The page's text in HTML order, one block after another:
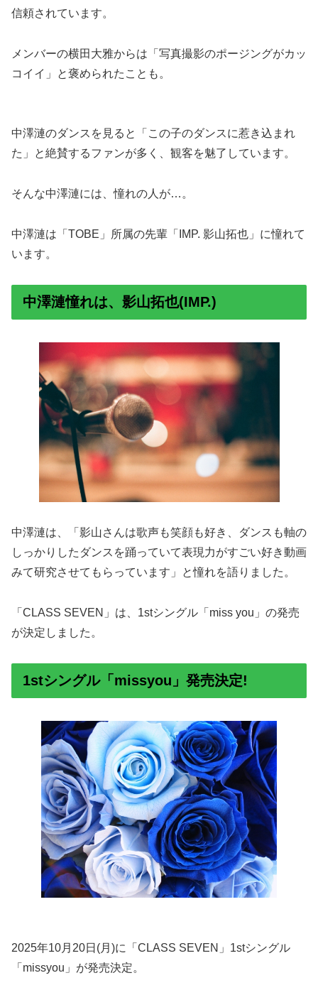
信頼されています。
メンバーの横田大雅からは「写真撮影のポージングがカッ
コイイ」と褒められたことも。
中澤漣のダンスを見ると「この子のダンスに惹き込まれ
た」と絶賛するファンが多く、観客を魅了しています。
そんな中澤漣には、憧れの人が…。
中澤漣は「TOBE」所属の先輩「IMP. 影山拓也」に憧れて
います。
中澤漣憧れは、影山拓也(IMP.)
中澤漣は、「影山さんは歌声も笑顔も好き、ダンスも軸の
しっかりしたダンスを踊っていて表現力がすごい好き動画
みて研究させてもらっています」と憧れを語りました。
「CLASS SEVEN」は、1stシングル「miss you」の発売
が決定しました。
1stシングル「missyou」発売決定!
2025年10月20日(月)に「CLASS SEVEN」1stシングル
「missyou」が発売決定。